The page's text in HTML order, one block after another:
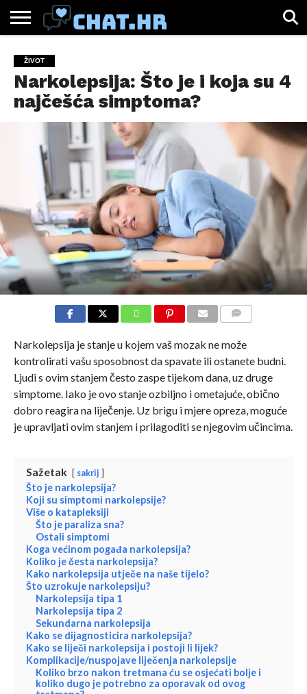
CHAT.HR
ZABAVA
ŽIVOT
VIRALNO
ŽIVOT
Narkolepsija: Što je i koja su 4
najčešća simptoma?
Narkolepsija je stanje u kojem vaš mozak ne može
kontrolirati vašu sposobnost da spavate ili ostanete budni.
Ljudi s ovim stanjem često zaspe tijekom dana, uz druge
simptome. Iako je ovo stanje ozbiljno i ometajuće, obično
dobro reagira na liječenje. Uz brigu i mjere opreza, moguće
je upravljati ovim stanjem i prilagoditi se njegovim učincima.
Sažetak sakrij
Što je narkolepsija?
Koji su simptomi narkolepsije?
Više o katapleksiji
Što je paraliza sna?
Ostali simptomi
Koga većinom pogađa narkolepsija?
Koliko je česta narkolepsija?
Kako narkolepsija utječe na naše tijelo?
Što uzrokuje narkolepsiju?
Narkolepsija tipa 1
Narkolepsija tipa 2
Sekundarna narkolepsija
Kako se dijagnosticira narkolepsija?
Kako se liječi narkolepsija i postoji li lijek?
Komplikacije/nuspojave liječenja narkolepsije
Koliko brzo nakon tretmana ću se osjećati bolje i
koliko dugo je potrebno za oporavak od ovog